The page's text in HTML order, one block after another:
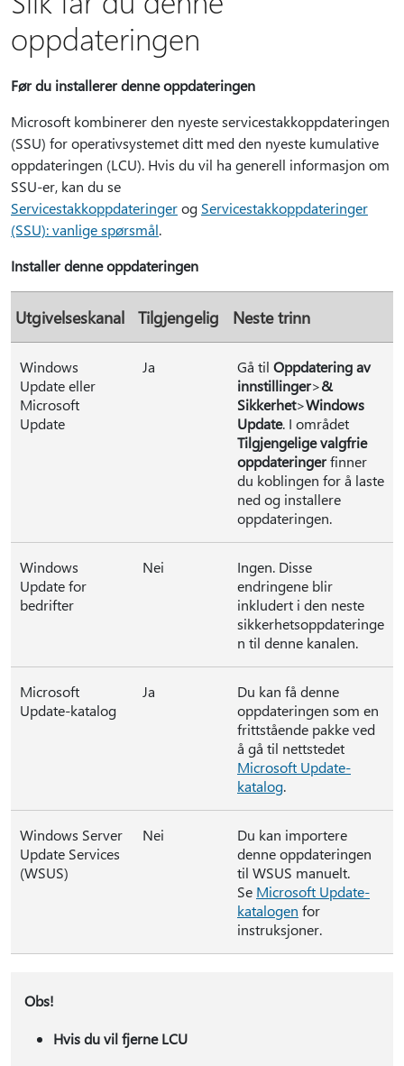
oppdateringen
Før du installerer denne oppdateringen
Microsoft kombinerer den nyeste servicestakkoppdateringen
(SSU) for operativsystemet ditt med den nyeste kumulative
oppdateringen (LCU). Hvis du vil ha generell informasjon om
SSU-er, kan du se
Servicestakkoppdateringerog Servicestakkoppdateringer
(SSU): vanlige spørsmål.
Installer denne oppdateringen
Utgivelseskanal Tilgjengelig Neste trinn
Windows
Update eller
Microsoft
Update
Ja Gå til Oppdatering av
innstillinger>&
Sikkerhet>Windows
Update. I området
Tilgjengelige valgfrie
oppdateringerfinner
du koblingen for å laste
ned og installere
oppdateringen.
Windows
Update for
bedrifter
Nei
Ingen. Disse
endringene blir
inkludert i den neste
sikkerhetsoppdateringe
n til denne kanalen.
Microsoft
Update-katalog
Ja
Du kan få denne
oppdateringen som en
frittstående pakke ved
å gå til nettstedet
Microsoft Update-
katalog.
Windows Server
Update Services
(WSUS)
Nei
Du kan importere
denne oppdateringen
til WSUS manuelt.
Se Microsoft Update-
katalogen for
instruksjoner.
Obs!
Hvis du vil fjerne LCU